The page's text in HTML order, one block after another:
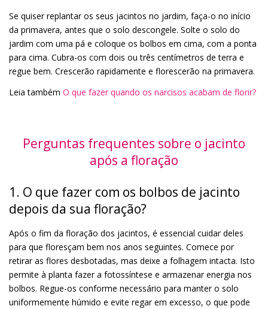
Se quiser replantar os seus jacintos no jardim, faça-o no início
da primavera, antes que o solo descongele. Solte o solo do
jardim com uma pá e coloque os bolbos em cima, com a ponta
para cima. Cubra-os com dois ou três centímetros de terra e
regue bem. Crescerão rapidamente e florescerão na primavera.
Leia também O que fazer quando os narcisos acabam de florir?
Perguntas frequentes sobre o jacinto
após a floração
1. O que fazer com os bolbos de jacinto
depois da sua floração?
Após o fim da floração dos jacintos, é essencial cuidar deles
para que floresçam bem nos anos seguintes. Comece por
retirar as flores desbotadas, mas deixe a folhagem intacta. Isto
permite à planta fazer a fotossíntese e armazenar energia nos
bolbos. Regue-os conforme necessário para manter o solo
uniformemente húmido e evite regar em excesso, o que pode